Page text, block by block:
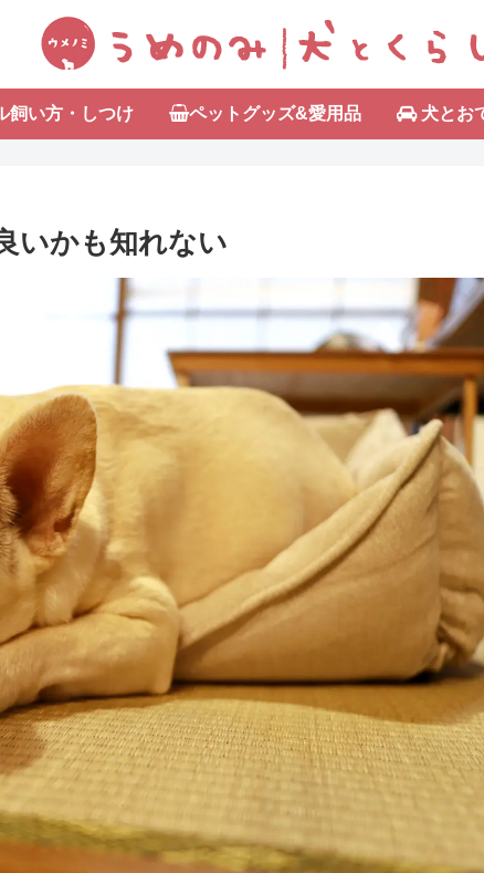
飼い方・しつけ ペットグッズ&愛用品 犬とお
いかも知れない